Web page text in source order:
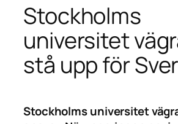
Stockholms
universitet
stå upp för
Stockholms universitet